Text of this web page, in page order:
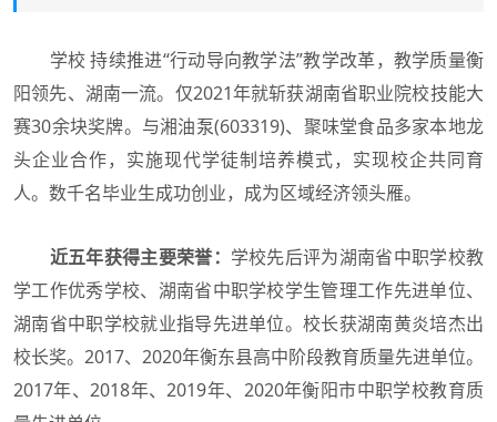
学校 持续推进“行动导向教学法”教学改革，教学质量衡
阳领先、湖南一流。仅2021年就斩获湖南省职业院校技能大
赛30余块奖牌。与湘油泵(603319)、聚味堂食品多家本地龙
头企业合作，实施现代学徒制培养模式，实现校企共同育
人。数千名毕业生成功创业，成为区域经济领头雁。
近五年获得主要荣誉： 学校先后评为湖南省中职学校教
学工作优秀学校、湖南省中职学校学生管理工作先进单位、
湖南省中职学校就业指导先进单位。校长获湖南黄炎培杰出
校长奖。2017、2020年衡东县高中阶段教育质量先进单位。
2017年、2018年、2019年、2020年衡阳市中职学校教育质